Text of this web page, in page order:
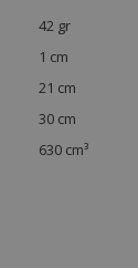
42 gr
1 cm
21 cm
30 cm
630 cm³